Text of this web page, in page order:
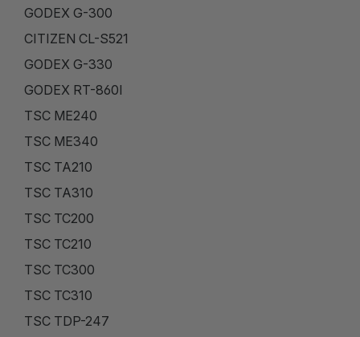
GODEX G-300
CITIZEN CL-S521
GODEX G-330
GODEX RT-860I
TSC ME240
TSC ME340
TSC TA210
TSC TA310
TSC TC200
TSC TC210
TSC TC300
TSC TC310
TSC TDP-247